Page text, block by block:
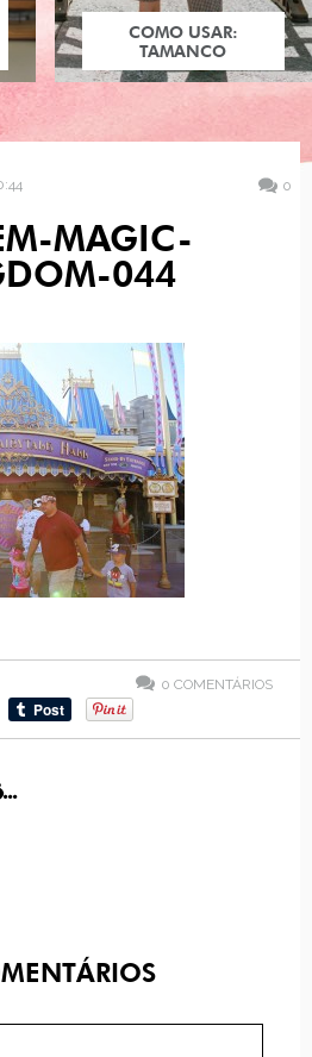
COMO USAR:
TAMANCO
0
MAGIC-
044
0 COMENTÁRIOS